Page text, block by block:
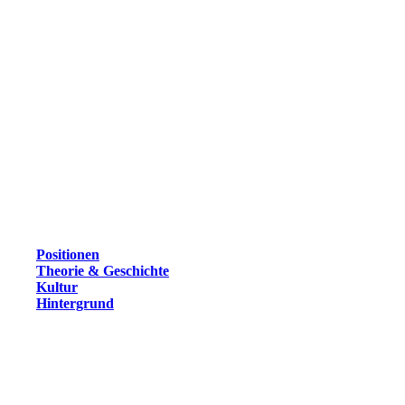
Positionen
Theorie & Geschichte
Kultur
Hintergrund